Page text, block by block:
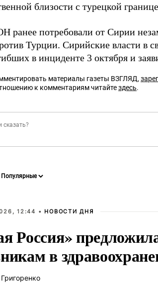
близости с турецкой
потребовали от Сирии
Турции. Сирийские власти в
в инциденте 3 октября и
материалы газеты ВЗГЛЯД,
к комментариям читайтездесь.
12:44 • НОВОСТИ ДНЯ
Россия»
в